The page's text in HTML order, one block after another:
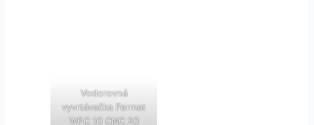
Vodorovná
vyvrtávačka Fermat
WFC 10 CNC 20